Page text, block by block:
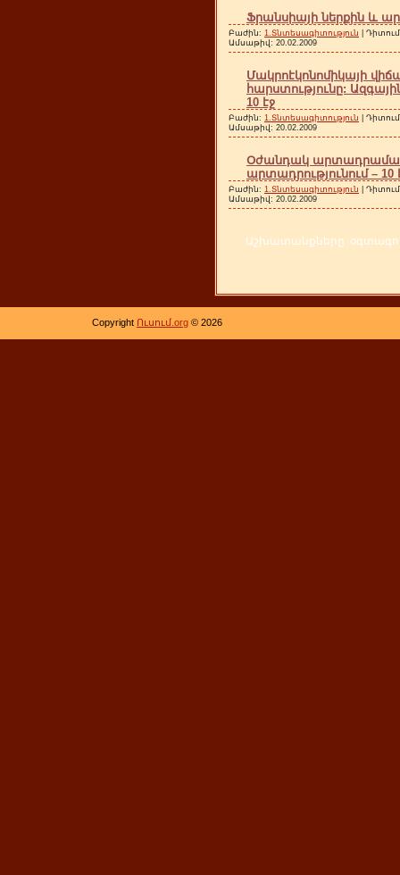
Ֆրանսիայի ներքին և
Բաժին: 1.Տնտեսագիտություն |
Ամսաթիվ: 20.02.2009
Մակրոէկոնոմիկայի
հարստությունը:
10 էջ
Բաժին: 1.Տնտեսագիտություն |
Ամսաթիվ: 20.02.2009
Օժանդակ
արտադրությունում – 10
Բաժին: 1.Տնտեսագիտություն |
Ամսաթիվ: 20.02.2009
Աշխատանքները
Copyright Ուսում.org © 2026